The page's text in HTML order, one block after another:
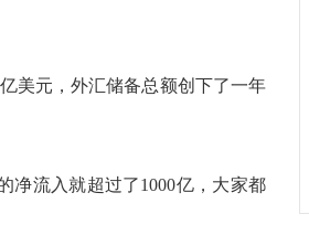
美元，外汇储备总额创下了一年
流入就超过了1000亿，大家都